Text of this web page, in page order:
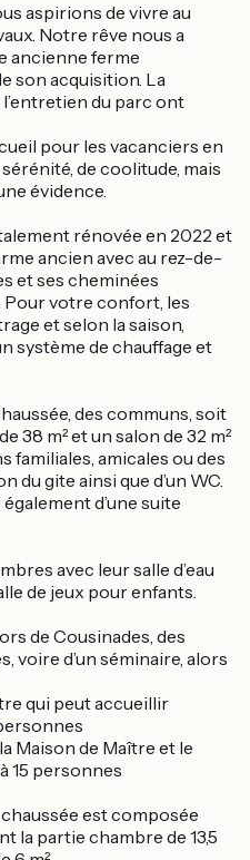
aspirions de vivre au
Notre rêve nous a
ancienne ferme
son acquisition. La
du parc ont
pour les vacanciers en
de coolitude, mais
évidence.
rénovée en 2022 et
ancien avec au rez-de-
et ses cheminées
Pour votre confort, les
et selon la saison,
système de chauffage et
des communs, soit
38 m² et un salon de 32 m²
familiales, amicales ou des
du gite ainsi que d’un WC.
d’une suite
avec leur salle d’eau
de jeux pour enfants.
de Cousinades, des
voire d’un séminaire, alors
qui peut accueillir
Maison de Maître et le
15 personnes
chaussée est composée
la partie chambre de 13,5